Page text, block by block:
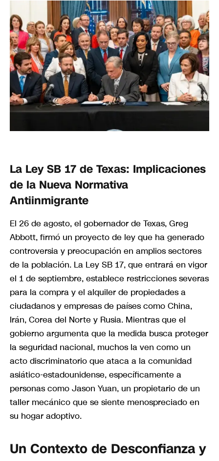
La Ley SB 17 de Texas: Implicaciones
de la Nueva Normativa
Antiinmigrante
El 26 de agosto, el gobernador de Texas, Greg
Abbott, firmó un proyecto de ley que ha generado
controversia y preocupación en amplios sectores
de la población. La Ley SB 17, que entrará en vigor
el 1 de septiembre, establece restricciones severas
para la compra y el alquiler de propiedades a
ciudadanos y empresas de países como China,
Irán, Corea del Norte y Rusia. Mientras que el
gobierno argumenta que la medida busca proteger
la seguridad nacional, muchos la ven como un
acto discriminatorio que ataca a la comunidad
asiático-estadounidense, específicamente a
personas como Jason Yuan, un propietario de un
taller mecánico que se siente menospreciado en
su hogar adoptivo.
Un Contexto de Desconfianza y